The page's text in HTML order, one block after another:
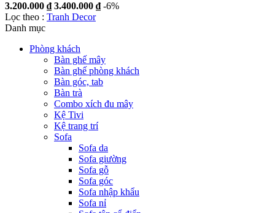
3.200.000 ₫ 3.400.000 ₫ -6%
Lọc theo : Tranh Decor
Danh mục
Phòng khách
Bàn ghế mây
Bàn ghế phòng khách
Bàn góc, tab
Bàn trà
Combo xích đu mây
Kệ Tivi
Kệ trang trí
Sofa
Sofa da
Sofa giường
Sofa gỗ
Sofa góc
Sofa nhập khẩu
Sofa nỉ